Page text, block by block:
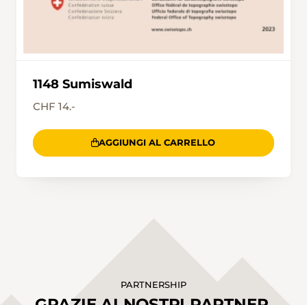
1148 Sumiswald
CHF 14.-
AGGIUNGI AL CARRELLO
PARTNERSHIP